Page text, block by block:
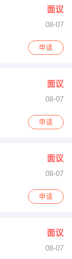
面议
08-07
申请
面议
08-07
申请
面议
08-07
申请
面议
08-07